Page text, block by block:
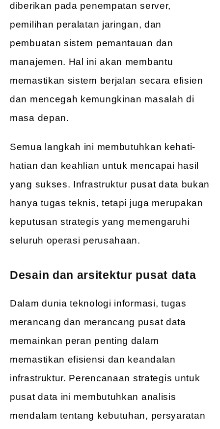
diberikan pada penempatan server,
pemilihan peralatan jaringan, dan
pembuatan sistem pemantauan dan
manajemen. Hal ini akan membantu
memastikan sistem berjalan secara efisien
dan mencegah kemungkinan masalah di
masa depan.
Semua langkah ini membutuhkan kehati-
hatian dan keahlian untuk mencapai hasil
yang sukses. Infrastruktur pusat data bukan
hanya tugas teknis, tetapi juga merupakan
keputusan strategis yang memengaruhi
seluruh operasi perusahaan.
Desain dan arsitektur pusat data
Dalam dunia teknologi informasi, tugas
merancang dan merancang pusat data
memainkan peran penting dalam
memastikan efisiensi dan keandalan
infrastruktur. Perencanaan strategis untuk
pusat data ini membutuhkan analisis
mendalam tentang kebutuhan, persyaratan